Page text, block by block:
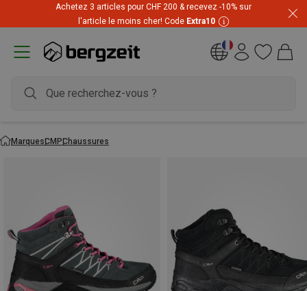
Achetez 3 articles pour CHF 200 & recevez -10% sur
l'article le moins cher! Code Extra10
Prix imbattables ! Jusqu'à -60 % pendant les soldes d'été
MarquesCMPChaussures